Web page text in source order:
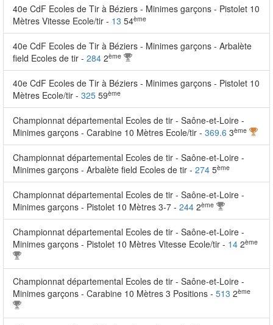
40e CdF Ecoles de Tir à Béziers - Minimes garçons - Pistolet 10
Mètres Vitesse Ecole/tir - 13 54ème
40e CdF Ecoles de Tir à Béziers - Minimes garçons - Arbalète
field Ecoles de tir - 284 2ème
40e CdF Ecoles de Tir à Béziers - Minimes garçons - Pistolet 10
Mètres Ecole/tir - 325 59ème
Championnat départemental Ecoles de tir - Saône-et-Loire -
Minimes garçons - Carabine 10 Mètres Ecole/tir - 369.6 3ème
Championnat départemental Ecoles de tir - Saône-et-Loire -
Minimes garçons - Arbalète field Ecoles de tir - 274 5ème
Championnat départemental Ecoles de tir - Saône-et-Loire -
Minimes garçons - Pistolet 10 Mètres 3-7 - 244 2ème
Championnat départemental Ecoles de tir - Saône-et-Loire -
Minimes garçons - Pistolet 10 Mètres Vitesse Ecole/tir - 14 2ème
Championnat départemental Ecoles de tir - Saône-et-Loire -
Minimes garçons - Carabine 10 Mètres 3 Positions - 513 2ème